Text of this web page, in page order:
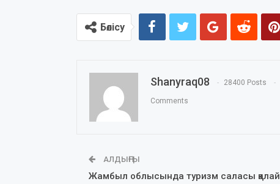
Бөлісу
Shanyraq08 28400 Posts
Comments
АЛДЫҢҒЫ
Жамбыл облысында туризм саласы қалай